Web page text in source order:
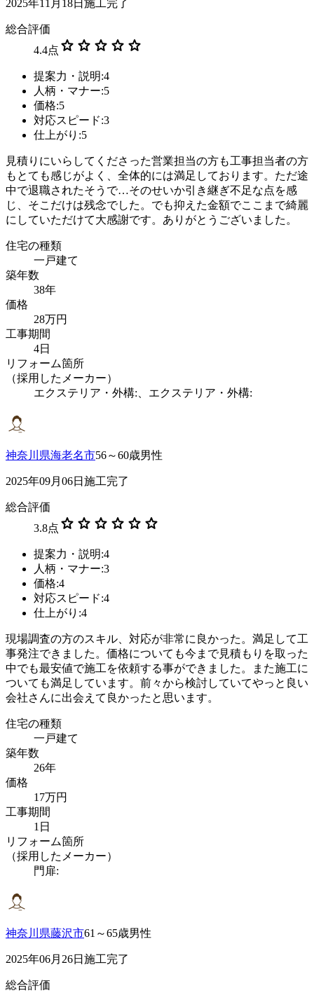
2025年11月18日施工完了
総合評価
4.4点 star star star star star
提案力・説明:4
人柄・マナー:5
価格:5
対応スピード:3
仕上がり:5
見積りにいらしてくださった営業担当の方も工事担当者の方
もとても感じがよく、全体的には満足しております。ただ途
中で退職されたそうで…そのせいか引き継ぎ不足な点を感
じ、そこだけは残念でした。でも抑えた金額でここまで綺麗
にしていただけて大感謝です。ありがとうございました。
住宅の種類
一戸建て
築年数
38年
価格
28万円
工事期間
4日
リフォーム箇所
（採用したメーカー）
エクステリア・外構:、エクステリア・外構:
神奈川県海老名市56～60歳男性
2025年09月06日施工完了
総合評価
3.8点 star star star star star star
提案力・説明:4
人柄・マナー:3
価格:4
対応スピード:4
仕上がり:4
現場調査の方のスキル、対応が非常に良かった。満足して工
事発注できました。価格についても今まで見積もりを取った
中でも最安値で施工を依頼する事ができました。また施工に
ついても満足しています。前々から検討していてやっと良い
会社さんに出会えて良かったと思います。
住宅の種類
一戸建て
築年数
26年
価格
17万円
工事期間
1日
リフォーム箇所
（採用したメーカー）
門扉:
神奈川県藤沢市61～65歳男性
2025年06月26日施工完了
総合評価